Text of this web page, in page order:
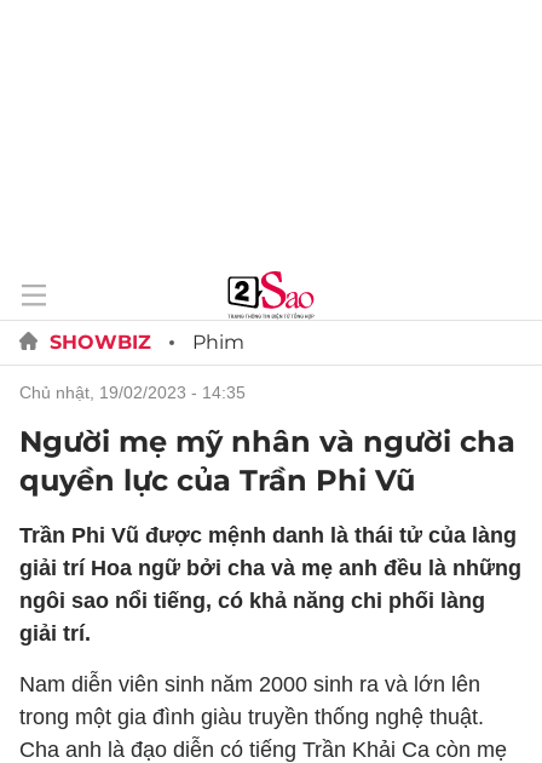
SHOWBIZ Phim
chủ nhật, 19/02/2023 - 14:35
Người mẹ mỹ nhân và người cha
quyền lực của Trần Phi Vũ
Trần Phi Vũ được mệnh danh là thái tử của làng
giải trí Hoa ngữ bởi cha và mẹ anh đều là những
ngôi sao nổi tiếng, có khả năng chi phối làng
giải trí.
Nam diễn viên sinh năm 2000 sinh ra và lớn lên
trong một gia đình giàu truyền thống nghệ thuật.
Cha anh là đạo diễn có tiếng Trần Khải Ca còn mẹ